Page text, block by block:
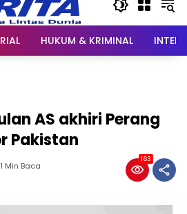
HUKUM & KRIMINAL
AS akhiri Perang
Pakistan
1 Min Baca
163